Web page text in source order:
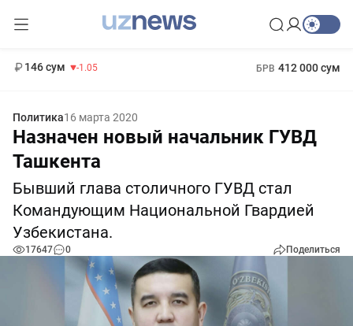
146 сум -1.05 БРВ 412 000 сум
Политика16 марта 2020
Назначен новый начальник ГУВД
Ташкента
Бывший глава столичного ГУВД стал
Командующим Национальной Гвардией
Узбекистана.
17647 0 Поделиться